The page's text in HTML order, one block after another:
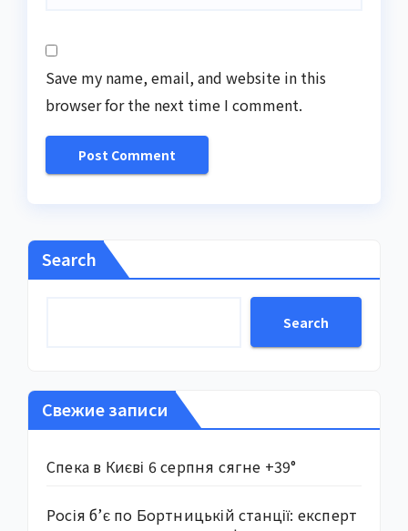
Save my name, email, and website in this
browser for the next time I comment.
Search
Search
Свежие записи
Спека в Києві 6 серпня сягне +39°
Росія б’є по Бортницькій станції: експерт